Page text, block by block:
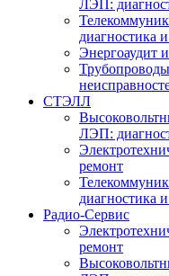
ЛЭП:
диагностика
Энергоаудит
СТЭЛЛ
ЛЭП:
ремонт
диагностика
Радио-Cервис
ремонт